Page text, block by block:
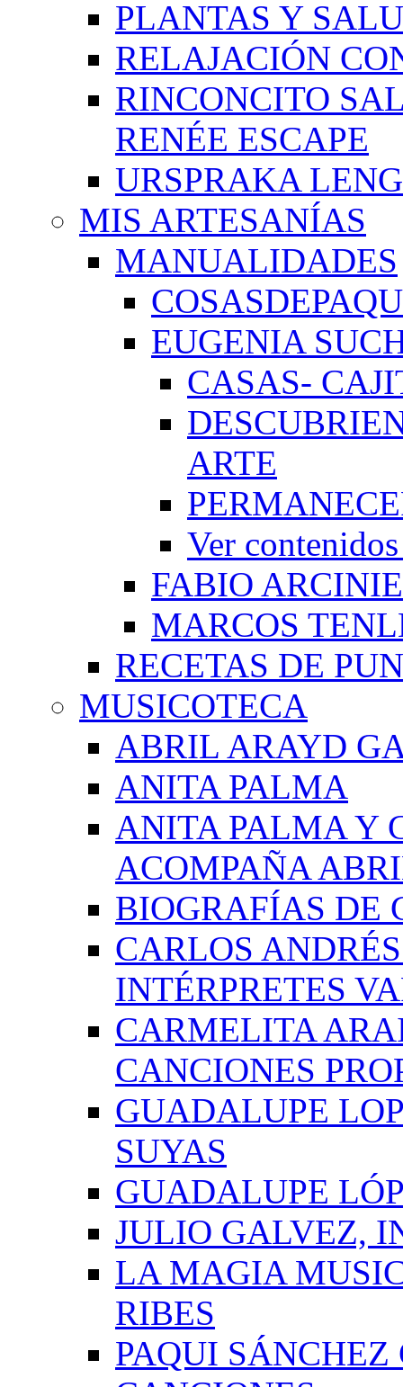
PLANTAS Y
RELAJACIÓN
RINCONCITO
RENÉE ESCAPE
URSPRAKA
MIS ARTESANÍAS
MANUALIDADES
EUGENIA
CASAS-
ARTE
Ver
FABIO
MARCOS
RECETAS DE
MUSICOTECA
ABRIL ARAYD
ANITA PALMA
ANITA PALMA Y
ACOMPAÑA
BIOGRAFÍAS DE
CARLOS
INTÉRPRETES
CARMELITA
CANCIONES
GUADALUPE
SUYAS
GUADALUPE
JULIO GALVEZ,
LA MAGIA
RIBES
PAQUI